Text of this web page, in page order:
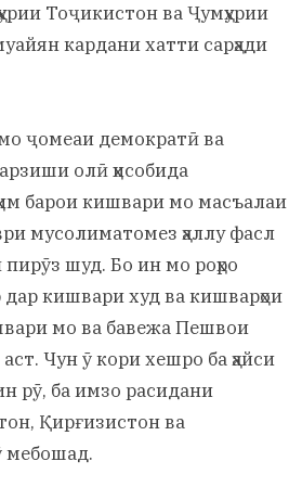
Тоҷикистон ва Ҷумҳурии
кардани хатти сарҳади
ҷомеаи демократӣ ва
олӣ ҳисобида
барои кишвари мо масъалаи
мусолиматомез ҳаллу фасл
шуд. Бо ин мо роҳро
кишвари худ ва кишварҳои
мо ва бавежа Пешвои
Чун ӯ кори хешро ба ҳайси
рӯ, ба имзо расидани
Қирғизистон ва
мебошад.